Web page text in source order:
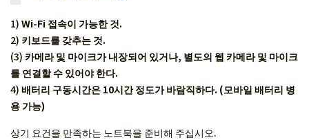
1) Wi-Fi 접속이 가능한 것.
2) 키보드를 갖추는 것.
(3) 카메라 및 마이크가 내장되어 있거나, 별도의 웹 카메라 및 마이크
를 연결할 수 있어야 한다.
4) 배터리 구동시간은 10시간 정도가 바람직하다. (모바일 배터리 병
용 가능)
상기 요건을 만족하는 노트북을 준비해 주십시오.